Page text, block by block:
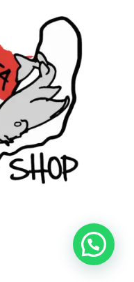
MasterCardCash
On